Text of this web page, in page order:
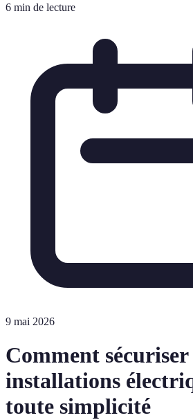
6 min de lecture
9 mai 2026
Comment sécuriser
installations
toute simplicité